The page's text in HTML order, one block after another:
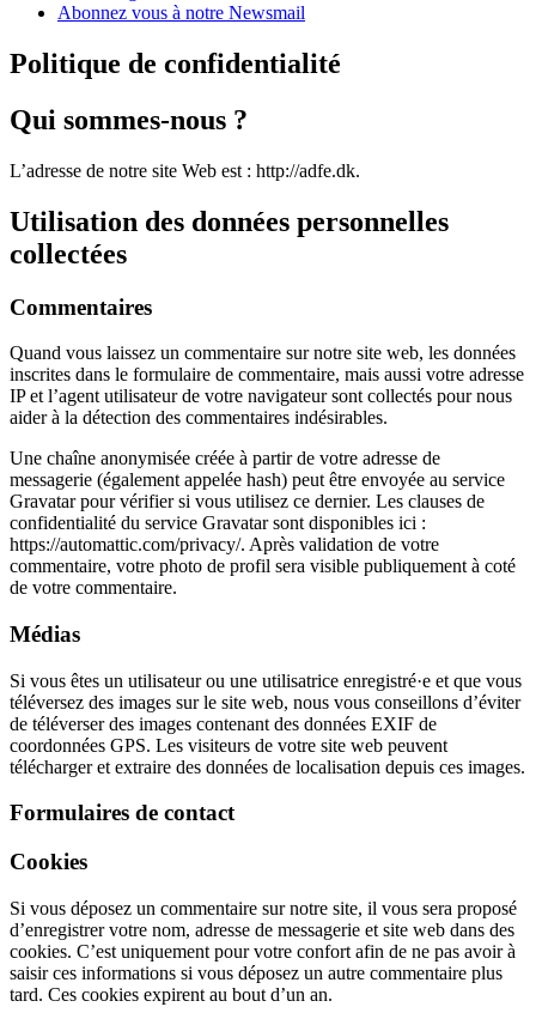
Abonnez vous à notre Newsmail
Politique de confidentialité
Qui sommes-nous ?
L’adresse de notre site Web est : http://adfe.dk.
Utilisation des données personnelles
collectées
Commentaires
Quand vous laissez un commentaire sur notre site web, les données
inscrites dans le formulaire de commentaire, mais aussi votre adresse
IP et l’agent utilisateur de votre navigateur sont collectés pour nous
aider à la détection des commentaires indésirables.
Une chaîne anonymisée créée à partir de votre adresse de
messagerie (également appelée hash) peut être envoyée au service
Gravatar pour vérifier si vous utilisez ce dernier. Les clauses de
confidentialité du service Gravatar sont disponibles ici :
https://automattic.com/privacy/. Après validation de votre
commentaire, votre photo de profil sera visible publiquement à coté
de votre commentaire.
Médias
Si vous êtes un utilisateur ou une utilisatrice enregistré·e et que vous
téléversez des images sur le site web, nous vous conseillons d’éviter
de téléverser des images contenant des données EXIF de
coordonnées GPS. Les visiteurs de votre site web peuvent
télécharger et extraire des données de localisation depuis ces images.
Formulaires de contact
Cookies
Si vous déposez un commentaire sur notre site, il vous sera proposé
d’enregistrer votre nom, adresse de messagerie et site web dans des
cookies. C’est uniquement pour votre confort afin de ne pas avoir à
saisir ces informations si vous déposez un autre commentaire plus
tard. Ces cookies expirent au bout d’un an.